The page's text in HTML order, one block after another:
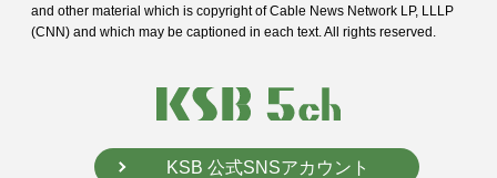
and other material which is copyright of Cable News Network LP, LLLP
(CNN) and which may be captioned in each text. All rights reserved.
KSB 公式SNSアカウント